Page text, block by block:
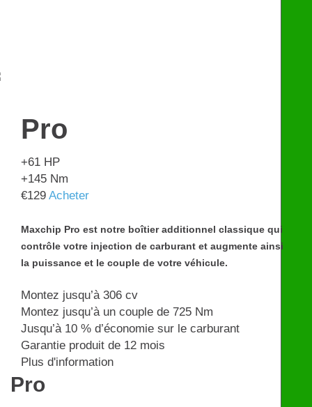
Pro
+61 HP
+145 Nm
€129 Acheter
Maxchip Pro est notre boîtier additionnel classique qui
contrôle votre injection de carburant et augmente ainsi
la puissance et le couple de votre véhicule.
Montez jusqu’à 306 cv
Montez jusqu’à un couple de 725 Nm
Jusqu’à 10 % d’économie sur le carburant
Garantie produit de 12 mois
Plus d'information
Pro